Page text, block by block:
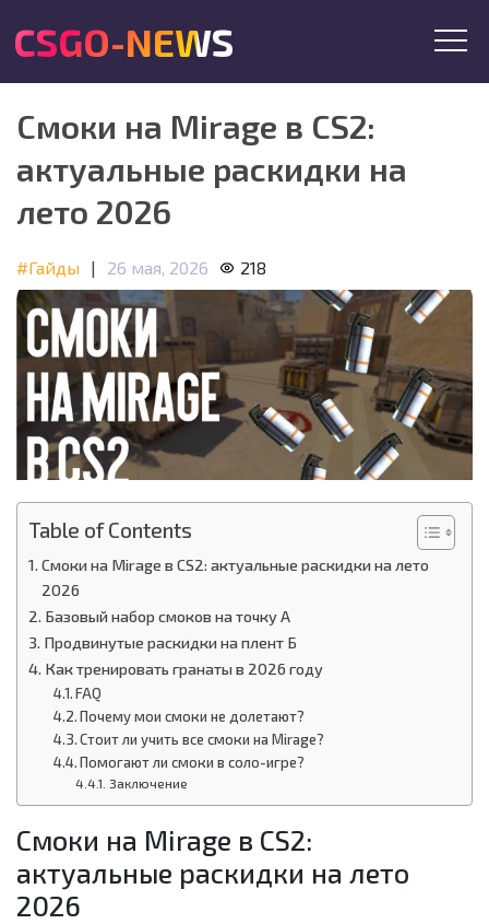
CSGO-NEWS
Смоки на Mirage в CS2:
актуальные раскидки на
лето 2026
#Гайды | 26 мая, 2026 218
Table of Contents
Смоки на Mirage в CS2: актуальные раскидки на лето
2026
Базовый набор смоков на точку А
Продвинутые раскидки на плент Б
Как тренировать гранаты в 2026 году
FAQ
Почему мои смоки не долетают?
Стоит ли учить все смоки на Mirage?
Помогают ли смоки в соло-игре?
Заключение
Смоки на Mirage в CS2:
актуальные раскидки на лето
2026